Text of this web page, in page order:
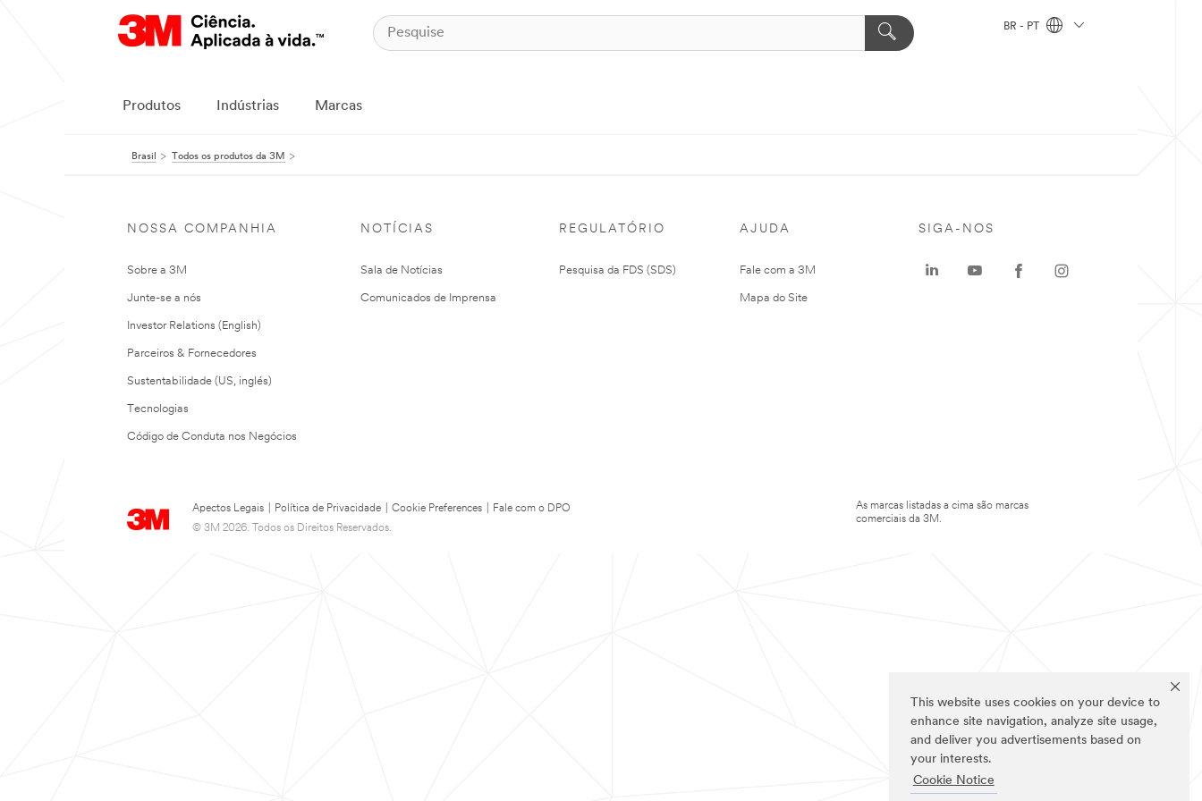
This website uses cookies on your device to
enhance site navigation, analyze site usage,
and deliver you advertisements based on
your interests.
Cookie Notice
BR - PT
Produtos Indústrias Marcas
Brasil Todos os produtos da 3M
NOSSA COMPANHIA
Sobre a 3M
Junte-se a nós
Investor Relations (English)
Parceiros & Fornecedores
Sustentabilidade (US, inglés)
Tecnologias
Código de Conduta nos Negócios
NOTÍCIAS
Sala de Notícias
Comunicados de Imprensa
REGULATÓRIO
Pesquisa da FDS (SDS)
AJUDA
Fale com a 3M
Mapa do Site
Apectos Legais Política de Privacidade Cookie Preferences
Fale com o DPO
© 3M 2026. Todos os Direitos Reservados.
SIGA-NOS
As marcas listadas a cima são marcas
comerciais da 3M.